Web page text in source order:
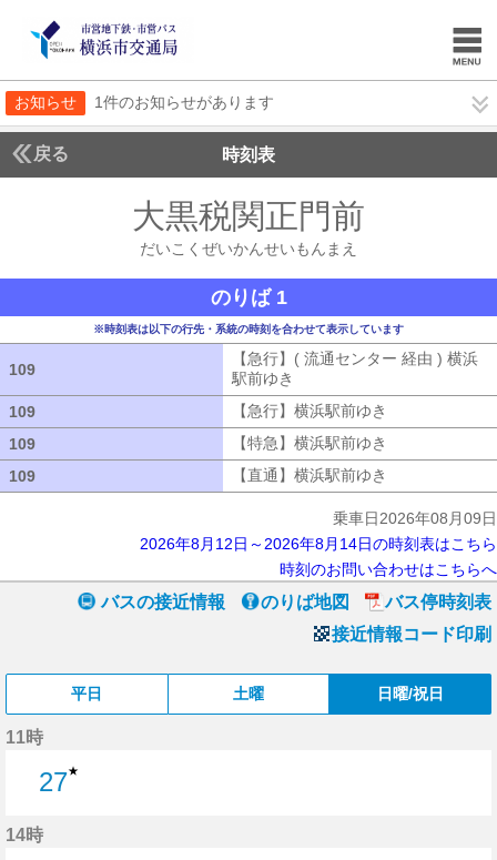
お知らせ 1件のお知らせがあります
戻る 時刻表
大黒税関正門前
だいこくぜいかんせいもんまえ
のりば 1
※時刻表は以下の行先・系統の時刻を合わせて表示しています
109
【急行】( 流通センター 経由 ) 横浜
駅前ゆき
109
【急行】横浜駅前ゆき
109
【特急】横浜駅前ゆき
109
【直通】横浜駅前ゆき
乗車日2026年08月09日
2026年8月12日～2026年8月14日の時刻表はこちら
時刻のお問い合わせはこちらへ
バスの接近情報 のりば地図
バス停時刻表
接近情報コード印刷
平日 土曜 日曜/祝日
11時
27★
14時